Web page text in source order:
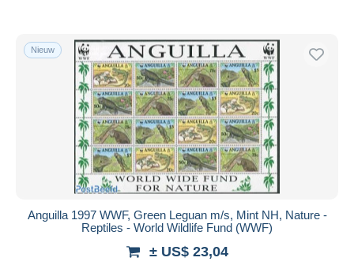
Wereldwijd
Toepassen
Nieuw
Anguilla 1997 WWF, Green Leguan m/s, Mint NH, Nature -
Reptiles - World Wildlife Fund (WWF)
± US$ 23,04